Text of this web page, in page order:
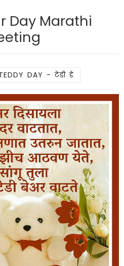
Day Marathi
DAY - टेडी डे